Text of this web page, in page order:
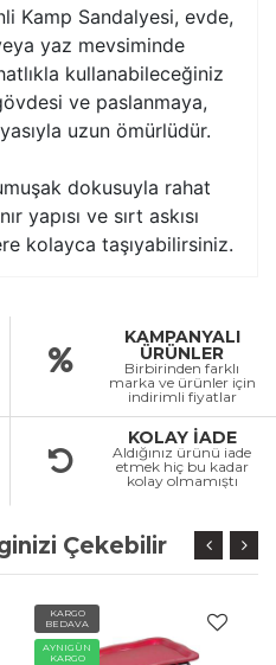
Kamp Sandalyesi, evde,
yaz mevsiminde
kullanabileceğiniz
ve paslanmaya,
uzun ömürlüdür.
dokusuyla rahat
yapısı ve sırt askısı
kolayca taşıyabilirsiniz.
KAMPANYALI
ÜRÜNLER
Birbirinden farklı
marka ve ürünler için
indirimli fiyatlar
KOLAY İADE
Aldığınız ürünü iade
etmek hiç bu kadar
kolay olmamıştı
Çekebilir
KARGO
BEDAVA
AYNIGÜN
KARGO